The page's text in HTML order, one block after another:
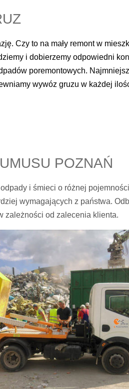
Czy to na mały remont w
i dobierzemy odpowiedni
poremontowych.
wywóz gruzu w każdej
POZNAŃ
i śmieci o różnej
wymagających z państwa.
zależności od zalecenia klienta.